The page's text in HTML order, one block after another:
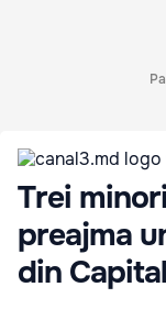
Trei
preajma
din